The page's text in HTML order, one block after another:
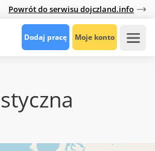
Powrót do serwisu dojczland.info
Dodaj pracę Moje konto